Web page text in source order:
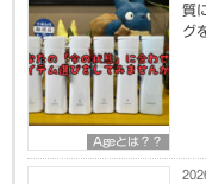
Ageとは？？
質
グ